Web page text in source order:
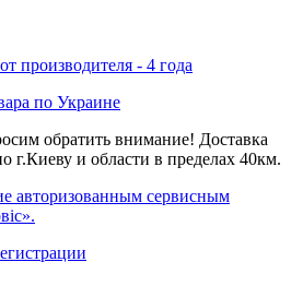
производителя - 4 года
по Украине
обратить внимание! Доставка
г.Киеву и области в пределах 40км.
авторизованным сервисным